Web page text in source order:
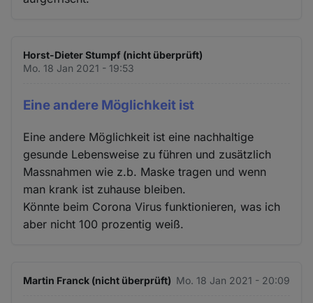
Horst-Dieter Stumpf (nicht überprüft)
Mo. 18 Jan 2021 - 19:53
Eine andere Möglichkeit ist
Eine andere Möglichkeit ist eine nachhaltige
gesunde Lebensweise zu führen und zusätzlich
Massnahmen wie z.b. Maske tragen und wenn
man krank ist zuhause bleiben.
Könnte beim Corona Virus funktionieren, was ich
aber nicht 100 prozentig weiß.
Martin Franck (nicht überprüft) Mo. 18 Jan 2021 - 20:09